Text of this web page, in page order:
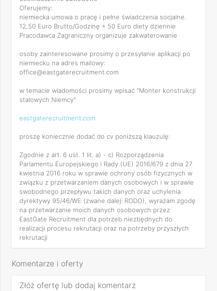
Oferujemy:
niemiecka umowa o pracę i pełne świadczenia socjalne.
12,50 Euro Brutto/Godzinę + 50 Euro diety dziennie
Pracodawca Zagraniczny organizuje zakwaterowanie
osoby zainteresowane prosimy o przesyłanie aplikacji po
niemiecku na adres mailowy:
office@eastgaterecruitment.com
w temacie wiadomości prosimy wpisać "Monter konstrukcji
stalowych Niemcy"
eastgaterecruitment.com
proszę koniecznie dodać do cv poniższą klauzulę:
Zgodnie z art. 6 ust. 1 lit. a) - c) Rozporządzenia
Parlamentu Europejskiego i Rady (UE) 2016/679 z dnia 27
kwietnia 2016 roku w sprawie ochrony osób fizycznych w
związku z przetwarzaniem danych osobowych i w sprawie
swobodnego przepływu takich danych oraz uchylenia
dyrektywy 95/46/WE (zwane dalej: RODO), wyrażam zgodę
na przetwarzanie moich danych osobowych przez
EastGate Recruitment dla potrzeb niezbędnych do
realizacji procesu rekrutacji oraz na potrzeby przyszłych
rekrutacji
Komentarze i oferty
Złóż ofertę lub dodaj komentarz